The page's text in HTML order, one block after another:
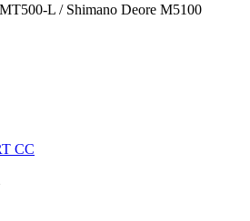
L / Shimano Deore M5100
CC